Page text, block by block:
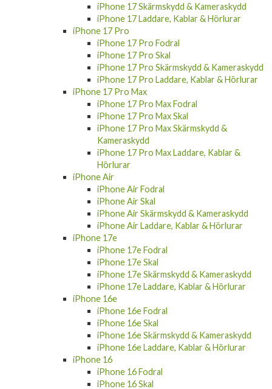
iPhone 17 Skärmskydd & Kameraskydd
iPhone 17 Laddare, Kablar & Hörlurar
iPhone 17 Pro
iPhone 17 Pro Fodral
iPhone 17 Pro Skal
iPhone 17 Pro Skärmskydd & Kameraskydd
iPhone 17 Pro Laddare, Kablar & Hörlurar
iPhone 17 Pro Max
iPhone 17 Pro Max Fodral
iPhone 17 Pro Max Skal
iPhone 17 Pro Max Skärmskydd &
Kameraskydd
iPhone 17 Pro Max Laddare, Kablar &
Hörlurar
iPhone Air
iPhone Air Fodral
iPhone Air Skal
iPhone Air Skärmskydd & Kameraskydd
iPhone Air Laddare, Kablar & Hörlurar
iPhone 17e
iPhone 17e Fodral
iPhone 17e Skal
iPhone 17e Skärmskydd & Kameraskydd
iPhone 17e Laddare, Kablar & Hörlurar
iPhone 16e
iPhone 16e Fodral
iPhone 16e Skal
iPhone 16e Skärmskydd & Kameraskydd
iPhone 16e Laddare, Kablar & Hörlurar
iPhone 16
iPhone 16 Fodral
iPhone 16 Skal